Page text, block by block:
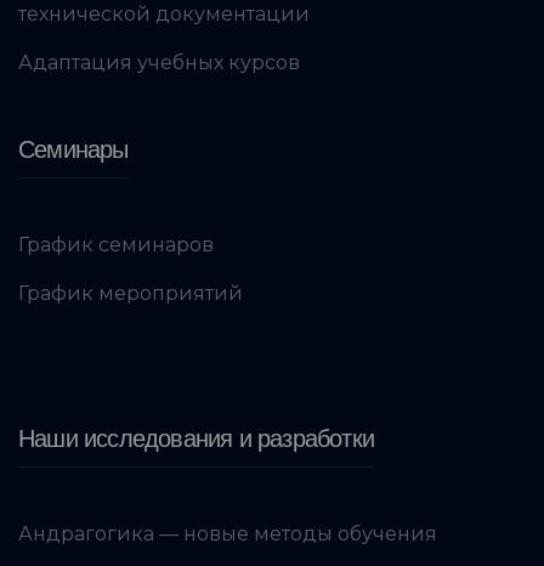
технической документации
Адаптация учебных курсов
Семинары
График семинаров
График мероприятий
Наши исследования и разработки
Андрагогика — новые методы обучения